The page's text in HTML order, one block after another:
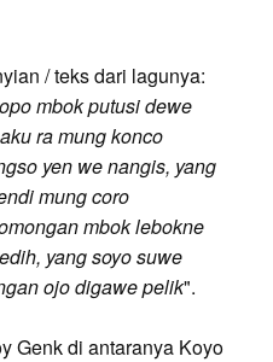
/ teks dari lagunya:
mbok putusi dewe
ra mung konco
yen we nangis, yang
mung coro
mbok lebokne
yang soyo suwe
ojo digawe pelik".
Genk di antaranya Koyo